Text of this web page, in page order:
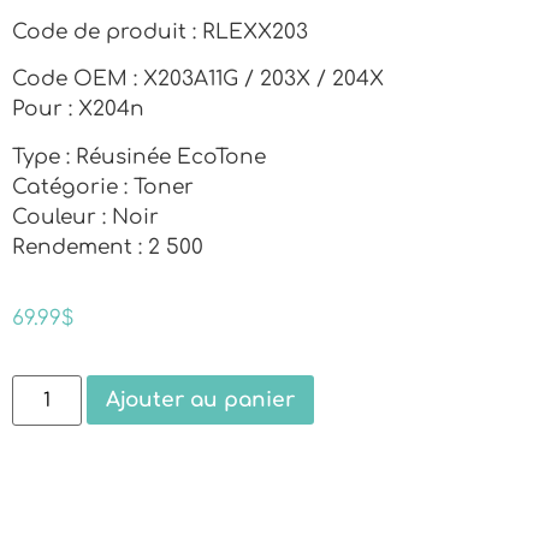
Code de produit : RLEXX203
Code OEM : X203A11G / 203X / 204X
Pour : X204n
Type : Réusinée EcoTone
Catégorie : Toner
Couleur : Noir
Rendement : 2 500
69.99$
Ajouter au panier